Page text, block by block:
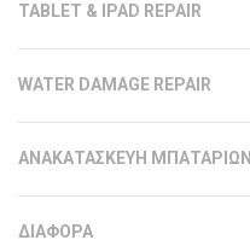
TABLET & IPAD REPAIR
WATER DAMAGE REPAIR
ΑΝΑΚΑΤΑΣΚΕΥΗ ΜΠΑΤΑΡΙΩΝ
ΔΙΑΦΟΡΑ